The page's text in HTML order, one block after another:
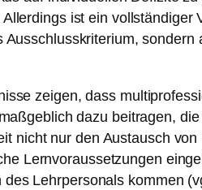
ist ein vollständiger
sondern
zeigen, dass
dazu beitragen,
nicht nur den Austausch
Lernvoraussetzungen
Lehrpersonals kommen